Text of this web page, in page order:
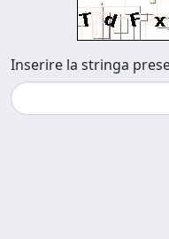
Inserire la stringa